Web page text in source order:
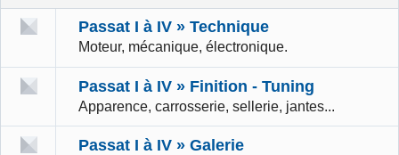
Passat I à IV » Technique
Moteur, mécanique, électronique.
Passat I à IV » Finition - Tuning
Apparence, carrosserie, sellerie, jantes...
Passat I à IV » Galerie